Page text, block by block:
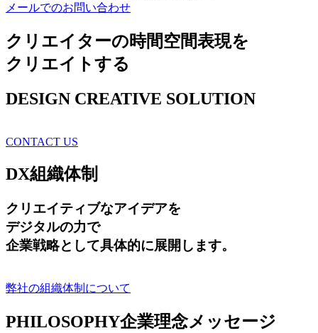
メールでのお問い合わせ
クリエイターの時間空間表現を
クリエイトする
DESIGN CREATIVE SOLUTION
CONTACT US
DX組織体制
クリエイティブなアイデアを
デジタルの力で
企業戦略として具体的に展開します。
弊社の組織体制について
PHILOSOPHY企業理念メッセージ